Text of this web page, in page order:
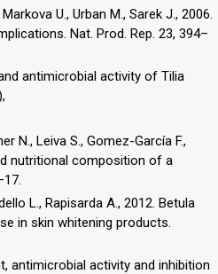
U., Urban M., Sarek J., 2006.
Nat. Prod. Rep. 23, 394–
antimicrobial activity of Tilia
N., Leiva S., Gomez-García F.,
nutritional composition of a
L., Rapisarda A., 2012. Betula
in skin whitening products.
antimicrobial activity and inhibition